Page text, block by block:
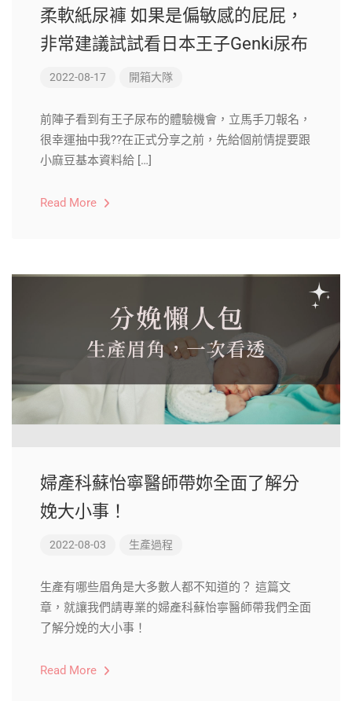
柔軟紙尿褲 如果是偏敏感的屁屁，
非常建議試試看日本王子Genki尿布
2022-08-17 開箱大隊
前陣子看到有王子尿布的體驗機會，立馬手刀報名，
很幸運抽中我??在正式分享之前，先給個前情提要跟
小麻豆基本資料給 […]
Read More
婦產科蘇怡寧醫師帶妳全面了解分
娩大小事！
2022-08-03 生產過程
生產有哪些眉角是大多數人都不知道的？ 這篇文
章，就讓我們請專業的婦產科蘇怡寧醫師帶我們全面
了解分娩的大小事！
Read More